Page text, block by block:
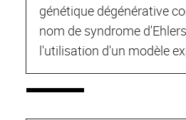
génétique dégénérative
nom de syndrome
l'utilisation d'un modèle